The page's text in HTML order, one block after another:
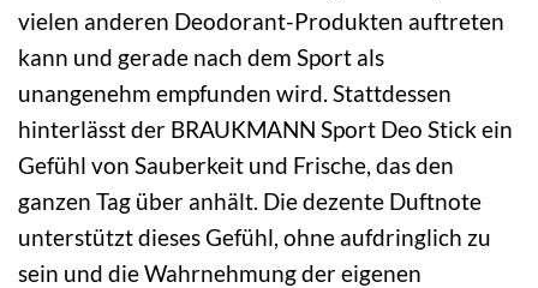
vielen anderen Deodorant-Produkten auftreten
kann und gerade nach dem Sport als
unangenehm empfunden wird. Stattdessen
hinterlässt der BRAUKMANN Sport Deo Stick ein
Gefühl von Sauberkeit und Frische, das den
ganzen Tag über anhält. Die dezente Duftnote
unterstützt dieses Gefühl, ohne aufdringlich zu
sein und die Wahrnehmung der eigenen